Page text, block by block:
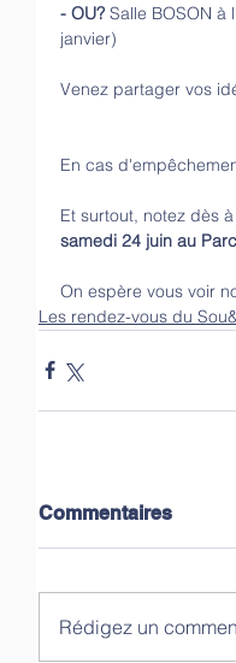
- OU? Salle BOSON
janvier)
Venez partager vos
En cas
Et surtout, notez dès
samedi 24 juin au
On espère vous voir
Les rendez-vous du
Commentaires
Rédigez un